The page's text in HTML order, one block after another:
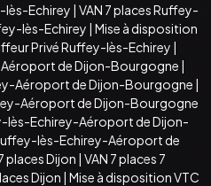
lès-Echirey | VAN 7 places Ruffey-
lès-Echirey | Mise à disposition
Privé Ruffey-lès-Echirey |
de Dijon-Bourgogne |
Aéroport de Dijon-Bourgogne |
Aéroport de Dijon-Bourgogne
lès-Echirey-Aéroport de Dijon-
lès-Echirey-Aéroport de
places Dijon | VAN 7 places 7
Dijon | Mise à disposition VTC